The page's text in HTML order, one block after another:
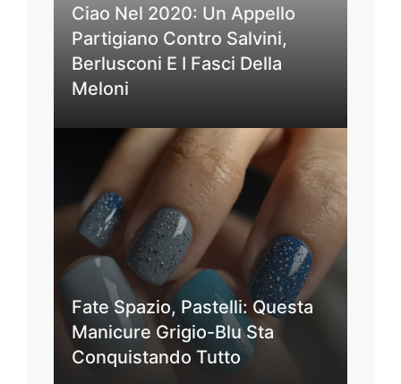
Ciao Nel 2020: Un Appello
Partigiano Contro Salvini,
Berlusconi E I Fasci Della
Meloni
Fate Spazio, Pastelli: Questa
Manicure Grigio-Blu Sta
Conquistando Tutto